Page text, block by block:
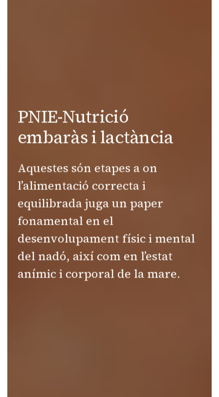
PNIE-Nutrició
embaràs i lactància
Aquestes són etapes a on
l’alimentació correcta i
equilibrada juga un paper
fonamental en el
desenvolupament físic i mental
del nadó, així com en l’estat
anímic i corporal de la mare.